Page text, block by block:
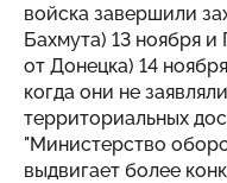
войска завершили
Бахмута) 13 ноября
от Донецка) 14
когда они не
территориальных
"Министерство
выдвигает более